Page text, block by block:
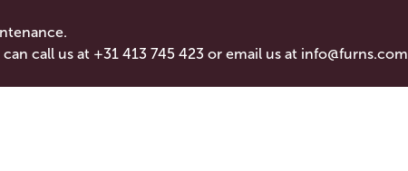
call us at +31 413 745 423 or email us at info@furns.com